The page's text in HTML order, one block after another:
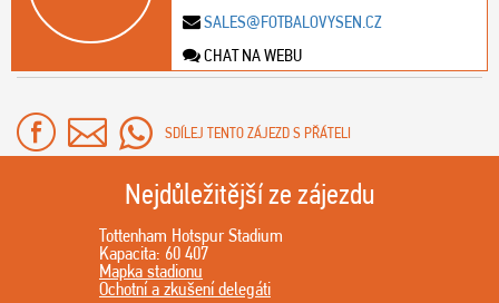
SALES@FOTBALOVYSEN.CZ
CHAT NA WEBU
SDÍLEJ TENTO ZÁJEZD S PŘÁTELI
Nejdůležitější ze zájezdu
Tottenham Hotspur Stadium
Kapacita: 60 407
Mapka stadionu
Ochotní a zkušení delegáti